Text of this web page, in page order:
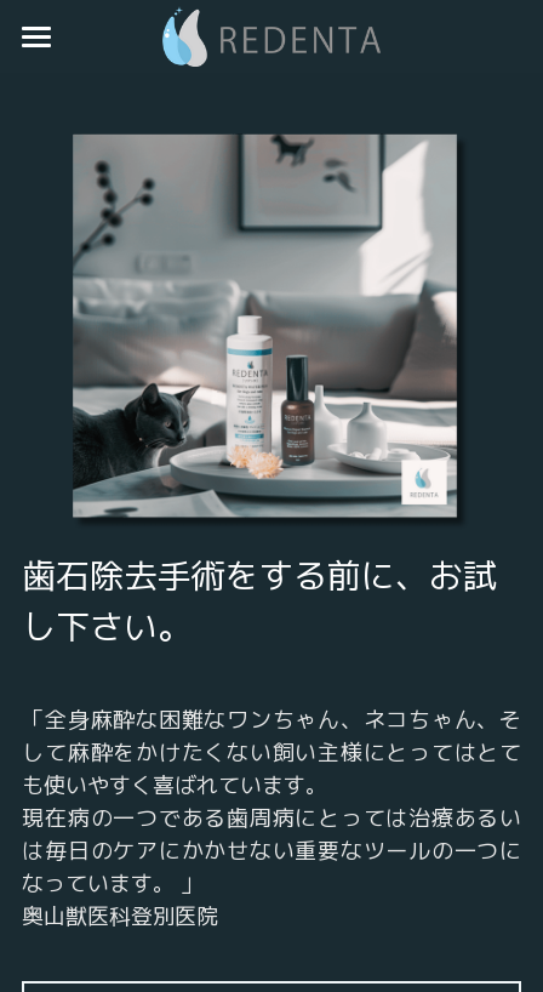
商品
事例
動物病院からの声
BeforeAfter
お客様の声
特徴
事業者の方
歯周病
会社概要
よくある質問
検索
歯石除去手術をする前に、お試
し下さい。
「全身麻酔な困難なワンちゃん、ネコちゃん、そ
して麻酔をかけたくない飼い主様にとってはとて
も使いやすく喜ばれています。
現在病の一つである歯周病にとっては治療あるい
は毎日のケアにかかせない重要なツールの一つに
なっています。 」
奥山獣医科登別医院